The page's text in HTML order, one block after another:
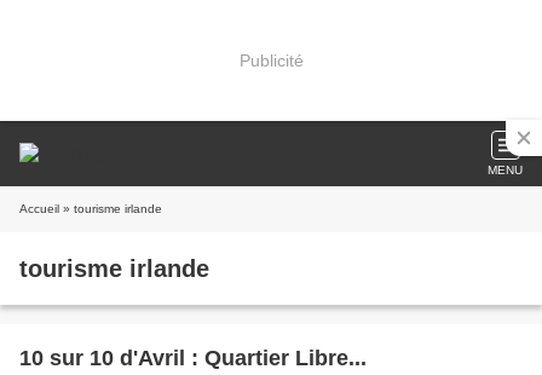
Publicité
MENU
Accueil » tourisme irlande
tourisme irlande
10 sur 10 d'Avril : Quartier Libre...